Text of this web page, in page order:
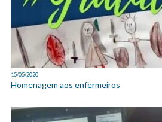
15/05/2020
Homenagem aos enfermeiros